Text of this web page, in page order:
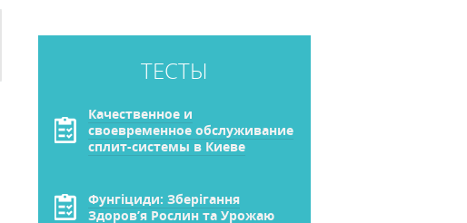
ТЕСТЫ
Качественное и
своевременное обслуживание
сплит-системы в Киеве
Фунгіциди: Зберігання
Здоров’я Рослин та Урожаю